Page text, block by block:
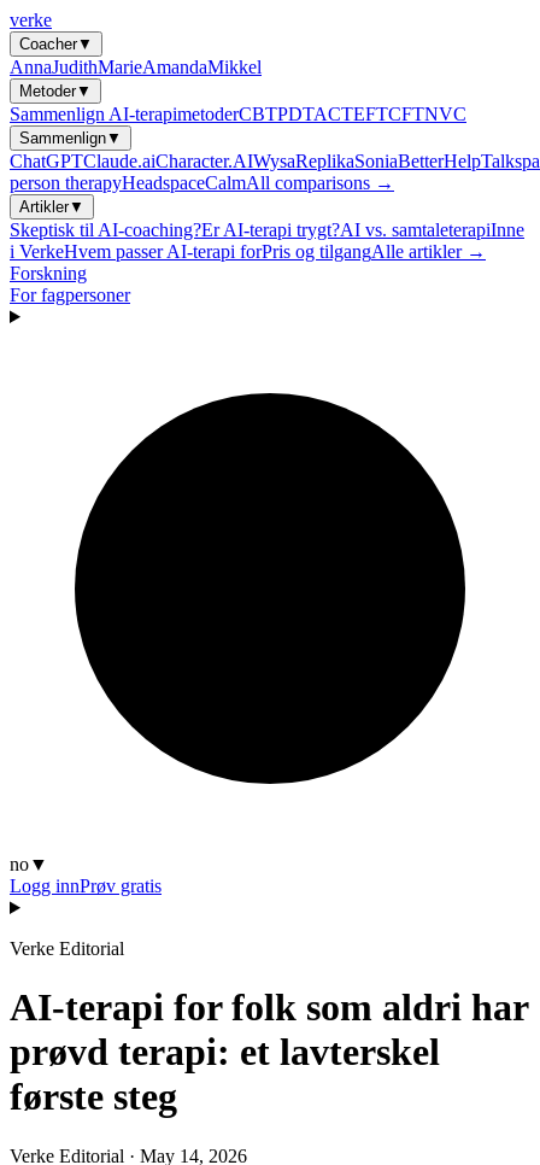
verke
Coacher▼
AnnaJudithMarieAmandaMikkel
Metoder▼
Sammenlign AI-terapimetoderCBTPDTACTEFTCFTNVC
Sammenlign▼
ChatGPTClaude.aiCharacter.AIWysaReplikaSoniaBetterHelp
person therapyHeadspaceCalmAll comparisons →
Artikler▼
Skeptisk til AI-coaching?Er AI-terapi trygt?AI vs. samtaleterapiInne
i VerkeHvem passer AI-terapi forPris og tilgangAlle artikler →
Forskning
For fagpersoner
no▼
Logg innPrøv gratis
Verke Editorial
AI-terapi for folk som aldri har
prøvd terapi: et lavterskel
første steg
Verke Editorial · May 14, 2026